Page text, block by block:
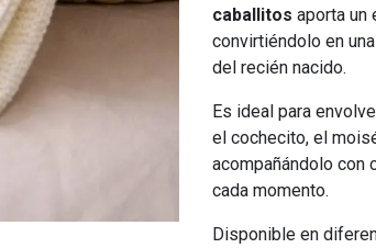
caballitos aporta un
convirtiéndolo en
del recién nacido.
Es ideal para
el cochecito, el
acompañándolo con
cada momento.
Disponible en